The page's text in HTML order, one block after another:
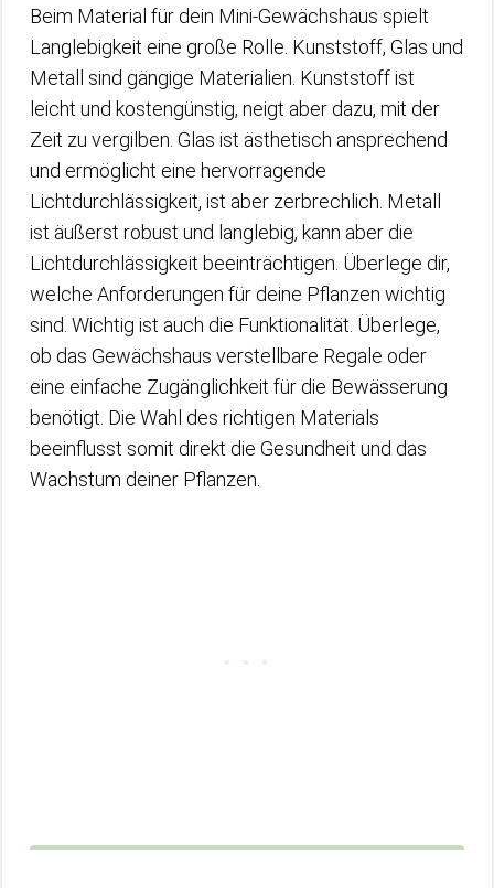
Beim Material für dein Mini-Gewächshaus spielt
Langlebigkeit eine große Rolle. Kunststoff, Glas und
Metall sind gängige Materialien. Kunststoff ist
leicht und kostengünstig, neigt aber dazu, mit der
Zeit zu vergilben. Glas ist ästhetisch ansprechend
und ermöglicht eine hervorragende
Lichtdurchlässigkeit, ist aber zerbrechlich. Metall
ist äußerst robust und langlebig, kann aber die
Lichtdurchlässigkeit beeinträchtigen. Überlege dir,
welche Anforderungen für deine Pflanzen wichtig
sind. Wichtig ist auch die Funktionalität. Überlege,
ob das Gewächshaus verstellbare Regale oder
eine einfache Zugänglichkeit für die Bewässerung
benötigt. Die Wahl des richtigen Materials
beeinflusst somit direkt die Gesundheit und das
Wachstum deiner Pflanzen.